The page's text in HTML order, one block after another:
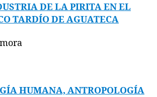
DE LA PIRITA EN EL
TARDÍO DE AGUATECA
HUMANA, ANTROPOLOGÍA